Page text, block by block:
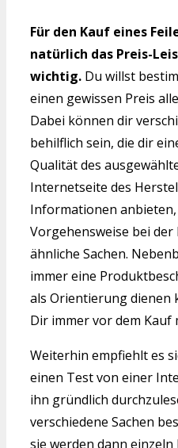
Für den Kauf eines
natürlich das Preis-
wichtig. Du willst
einen gewissen Preis
Dabei können dir
behilflich sein, die dir
Qualität des
Internetseite des
Informationen
Vorgehensweise bei
ähnliche Sachen.
immer eine
als Orientierung dienen
Dir immer vor dem Kauf
Weiterhin empfiehlt es
einen Test von einer
ihn gründlich
verschiedene Sachen
sie werden dann